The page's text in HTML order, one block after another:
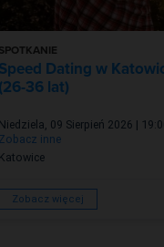
SPOTKANIE
Speed Dating w
(26-36 lat)
Niedziela, 09 Sierpień 2026 |
Zobacz inne
Katowice
Zobacz więcej